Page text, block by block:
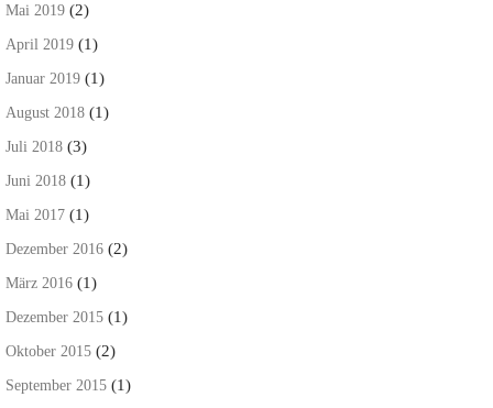
Mai 2019 (2)
April 2019 (1)
Januar 2019 (1)
August 2018 (1)
Juli 2018 (3)
Juni 2018 (1)
Mai 2017 (1)
Dezember 2016 (2)
März 2016 (1)
Dezember 2015 (1)
Oktober 2015 (2)
September 2015 (1)